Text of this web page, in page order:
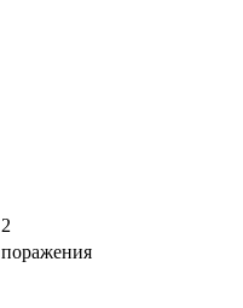
2
поражения